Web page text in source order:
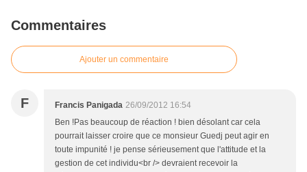
Commentaires
Ajouter un commentaire
F Francis Panigada 26/09/2012 16:54
Ben !Pas beaucoup de réaction ! bien désolant car cela
pourrait laisser croire que ce monsieur Guedj peut agir en
toute impunité ! je pense sérieusement que l'attitude et la
gestion de cet individu<br /> devraient recevoir la